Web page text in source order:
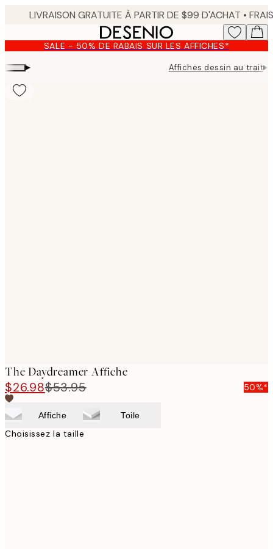
content.SALE - 50% DE RABAIS SUR LES AFFICHES*
▸ Affiches dessin au trait▸
The Daydreamer Affiche
$26.98$53.95 50%*
Affiche Toile
Choisissez la taille